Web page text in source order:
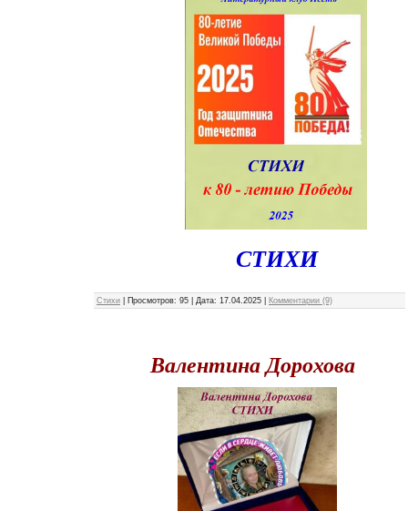
СТИХИ
Стихи Просмотров: 95 Дата: 17.04.2025 Комментарии (9)
Валентина Дорохова